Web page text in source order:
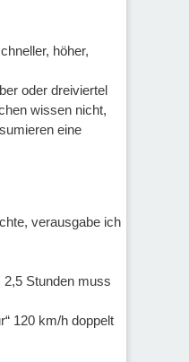
höher,
oder dreiviertel
wissen nicht,
eine
verausgabe ich
Stunden muss
120 km/h doppelt